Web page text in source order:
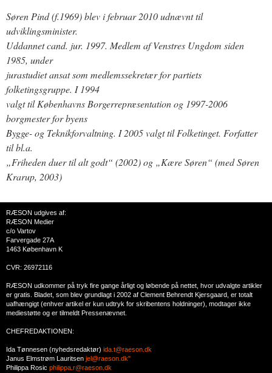
Søren Pind (f.1969) blev i februar 2010 udnævnt til
udviklingsminister.
Uddannet cand. jur. 1997. Medlem af Venstres Ungdom siden
1985, under
jurastudiet ansat som medlemssekretær for partiets
folketingsgruppe. I 1994
valgt til Københavns Borgerrepræsentation og 1997-2006
borgmester for byens
Bygge- og Teknikforvaltning. I 2005 valgt til Folketinget. Forfatter
til bl.a.
„Friheden duer til alt godt“ (2002) og „Kære Søren“ (med Søren
Krarup, 2003)
RÆSON udgives af:
RÆSON Medier
c/o Vartov
Farvergade 27A
1463 København K
CVR: 26972116
RÆSON udkommer på tryk fire gange årligt og løbende på nettet, hvor udvalgte artikler
er gratis. Bladet, som blev grundlagt i 2002 af Clement Behrendt Kjersgaard, er totalt
uafhængigt (enhver artikel er kun udtryk for skribentens holdninger), modtager ikke
mediestøtte og er tilmeldt Pressenævnet.
CHEFREDAKTIONEN:
Ida Tønnesen (nyhedsredaktør) ida.t@raeson.dk
Janus Elmstrøm Lauritsen jel@raeson.dk"
Philippa Rosic philippa.r@raeson.dk